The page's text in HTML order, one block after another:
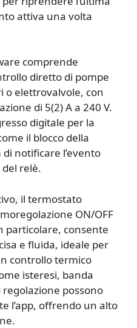
attiva una volta
comprende
diretto di pompe
o elettrovalvole, con
di 5(2) A a 240 V.
digitale per la
il blocco della
notificare l’evento
del relè.
il termostato
ON/OFF
particolare, consente
e fluida, ideale per
controllo termico
isteresi, banda
possono
l’app, offrendo un alto